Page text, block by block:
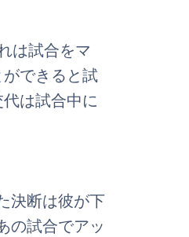
は試合をマ
できると試
は試合中に
決断は彼が下
の試合でアッ